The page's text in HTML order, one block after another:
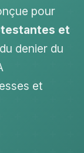
pour
et
denier du
et